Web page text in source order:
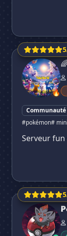
🌈 Académie
🔥
Communauté
#pokémon#
Serveur
PokéPuller